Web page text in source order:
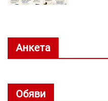
Анкета
Обяви